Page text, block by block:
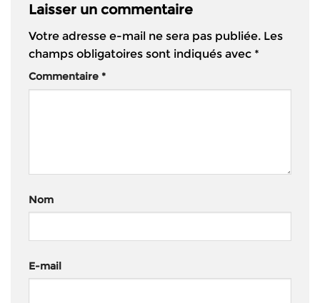
Laisser un commentaire
Votre adresse e-mail ne sera pas publiée. Les
champs obligatoires sont indiqués avec *
Commentaire *
Nom
E-mail